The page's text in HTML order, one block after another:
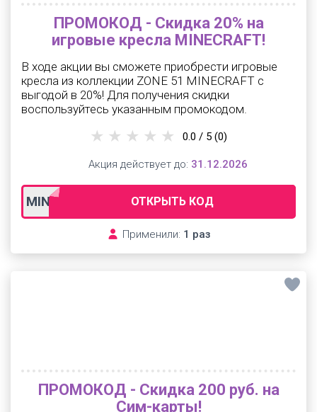
ПРОМОКОД - Скидка 20% на
игровые кресла MINECRAFT!
В ходе акции вы сможете приобрести игровые
кресла из коллекции ZONE 51 MINECRAFT с
выгодой в 20%! Для получения скидки
воспользуйтесь указанным промокодом.
MINE20 ОТКРЫТЬ КОД
Применили: 1 раз
0.0 / 5 (0)
Акция действует до: 31.12.2026
ПРОМОКОД - Скидка 200 руб. на
Сим-карты!